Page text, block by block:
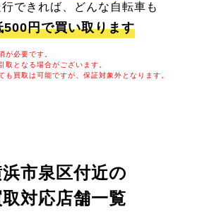
できれば、どんな自転車も
500円で買い取ります
が必要です。
取となる場合がございます。
も買取は可能ですが、保証対象外となります。
市泉区付近の
取対応店舗一覧